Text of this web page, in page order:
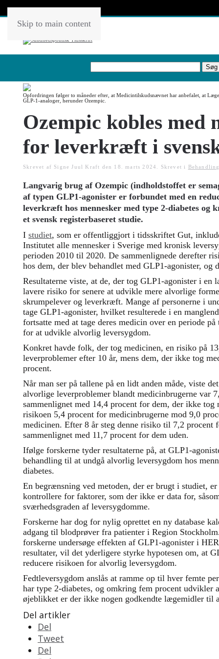
Skip to main content
Opfordringen følger to måneder efter, at Medicintilskudsnævnet har anbefalet, at
GLP-1-analoger, herunder Ozempic.
Ozempic kobles med
for leverkræft i
Skrevet af Signe Juul Kraft den 18. marts 2024 . Skrevet i
Langvarig brug af Ozempic (indholdstoffet er
af typen GLP1-agonister er forbundet med en
leverkræft hos mennesker med type 2-diabetes og
et svensk registerbaseret studie.
I studiet, som er offentliggjort i tidsskriftet Gut,
Institutet alle mennesker i Sverige med kronisk
perioden 2010 til 2020. De sammenlignede derefter
hos dem, der blev behandlet med GLP1-agonister, og
Resultaterne viste, at de, der tog GLP1-agonister i en
lavere risiko for senere at udvikle mere alvorlige
skrumpelever og leverkræft. Mange af personerne i
tage GLP1-agonister, hvilket resulterede i en
fortsatte med at tage deres medicin over en periode
for at udvikle alvorlig leversygdom.
Konkret havde folk, der tog medicinen, en risiko på
leverproblemer efter 10 år, mens dem, der ikke tog
procent.
Når man ser på tallene på en lidt anden måde, viste
alvorlige leverproblemer blandt medicinbrugerne var
sammenlignet med 14,4 procent for dem, der ikke
risikoen 5,4 procent for medicinbrugerne mod 9,0
medicinen. Efter 8 år steg denne risiko til 7,2 procent
sammenlignet med 11,7 procent for dem uden.
Ifølge forskerne tyder resultaterne på, at GLP1-
behandling til at undgå alvorlig leversygdom hos
diabetes.
En begrænsning ved metoden, der er brugt i studiet,
kontrollere for faktorer, som der ikke er data for,
sværhedsgraden af ​​leversygdomme.
Forskerne har dog for nylig oprettet en ny database
adgang til blodprøver fra patienter i Region
forskerne undersøge effekten af ​​GLP1-agonister i
resultater, vil det yderligere styrke hypotesen om, at
reducere risikoen for alvorlig leversygdom.
Fedtleversygdom anslås at ramme op til hver femte
har type 2-diabetes, og omkring fem procent udvikler
øjeblikket er der ikke nogen godkendte lægemidler til
Del artikler
Del
Tweet
Del